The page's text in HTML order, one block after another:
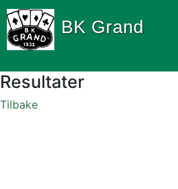
BK Grand
Resultater
Tilbake